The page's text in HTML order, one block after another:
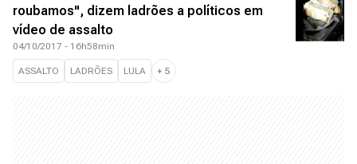
roubamos", dizem ladrões a políticos em
vídeo de assalto
04/10/2017 - 16h58min
ASSALTO LADRÕES LULA + 5